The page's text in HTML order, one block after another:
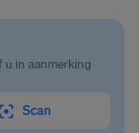
u in aanmerking
Scan